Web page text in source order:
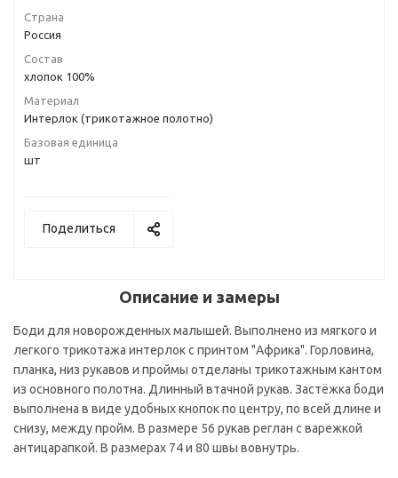
Страна
Россия
Состав
хлопок 100%
Материал
Интерлок (трикотажное полотно)
Базовая единица
шт
Поделиться
Описание и замеры
Боди для новорожденных малышей. Выполнено из мягкого и
легкого трикотажа интерлок с принтом "Африка". Горловина,
планка, низ рукавов и проймы отделаны трикотажным кантом
из основного полотна. Длинный втачной рукав. Застёжка боди
выполнена в виде удобных кнопок по центру, по всей длине и
снизу, между пройм. В размере 56 рукав реглан с варежкой
антицарапкой. В размерах 74 и 80 швы вовнутрь.